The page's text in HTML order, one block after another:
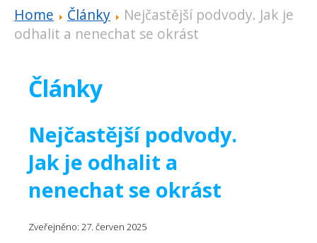
Home Články
Nejčastější podvody. Jak je
odhalit a nenechat se okrást
Články
Nejčastější podvody.
Jak je odhalit a
nenechat se okrást
Zveřejněno: 27. červen 2025